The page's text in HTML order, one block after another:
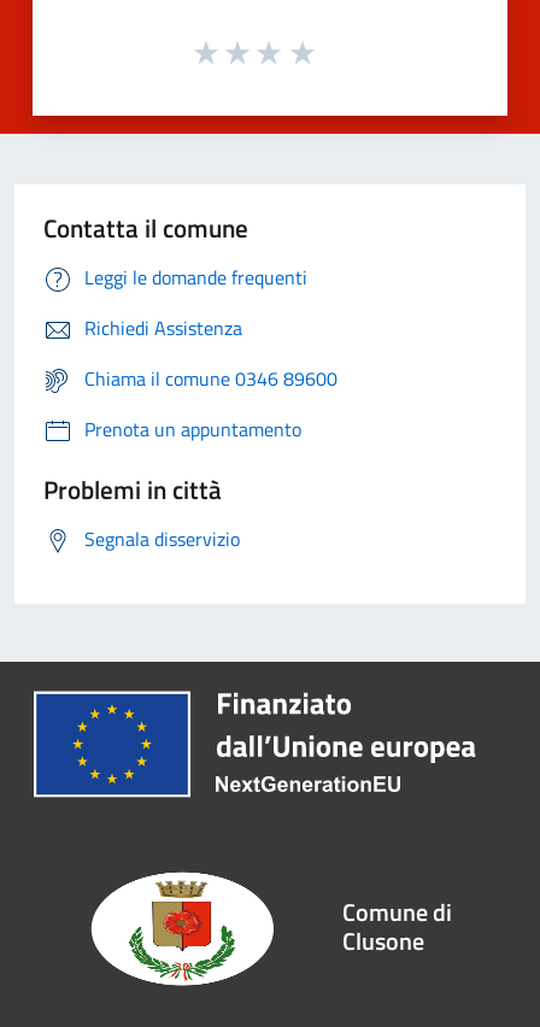
Contatta il comune
Leggi le domande frequenti
Richiedi Assistenza
Chiama il comune 0346 89600
Prenota un appuntamento
Problemi in città
Segnala disservizio
Comune di
Clusone